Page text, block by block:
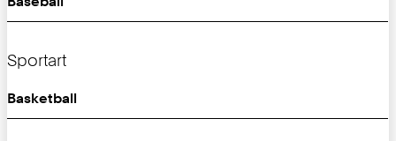
Sportart
Basketball